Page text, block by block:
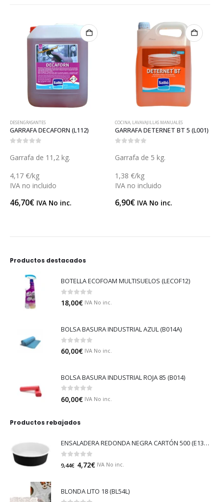
COCINA,LAVAVAJILLAS MANUALES
GARRAFA DETERNET BT 5 (L001)
Garrafa de 5 kg.
1,38 €/kg
IVA no incluido
6,90€ IVA No inc.
SALLO SPHERE
UNIDAD SALLOSPHERE BLOCKY® (L192)
Unidad
16,96 €/Unidad
IVA no incluido
16,96 € IVA No inc.
Productos destacados
BOTELLA ECOFOAM MULTISUELOS (LECOF12)
0 out of 5
18,00€ IVA No inc.
BOLSA BASURA INDUSTRIAL AZUL (B014A)
0 out of 5
60,00€ IVA No inc.
BOLSA BASURA INDUSTRIAL ROJA 85 (B014)
0 out of 5
60,00€ IVA No inc.
Productos rebajados
ENSALADERA REDONDA NEGRA CARTÓN 500 (E130N)
out of 5
9,44€ 4,72€ IVA No inc.
BLONDA LITO 18 (BL54L)